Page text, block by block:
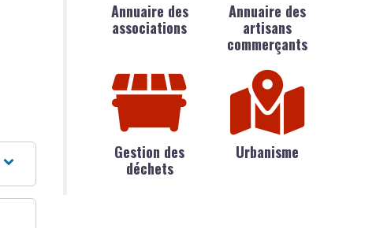
Annuaire des
associations
Annuaire des
artisans
commerçants
Gestion des
déchets
Urbanisme